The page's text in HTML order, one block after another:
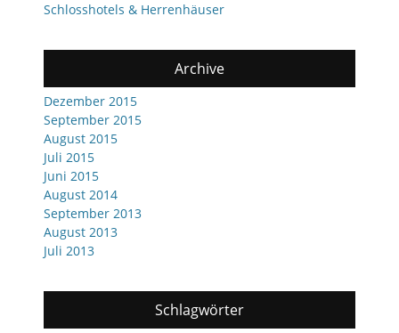
Schlosshotels & Herrenhäuser
Archive
Dezember 2015
September 2015
August 2015
Juli 2015
Juni 2015
August 2014
September 2013
August 2013
Juli 2013
Schlagwörter